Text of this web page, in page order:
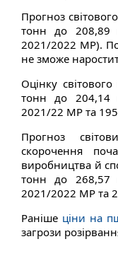
Прогноз
тонн до
2021/2022 МР).
не зможе
Оцінку
тонн до
2021/22 МР та
Прогноз
скорочення
виробництва й
тонн до
2021/2022 МР та
Раніше ціни на
загрози